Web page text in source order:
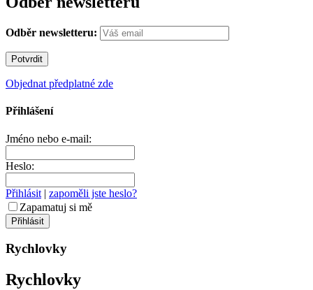
Odběr newsletteru:
Objednat předplatné zde
Přihlášení
Jméno nebo e-mail:
Heslo:
Přihlásit | zapoměli jste heslo?
Zapamatuj si mě
Rychlovky
Rychlovky